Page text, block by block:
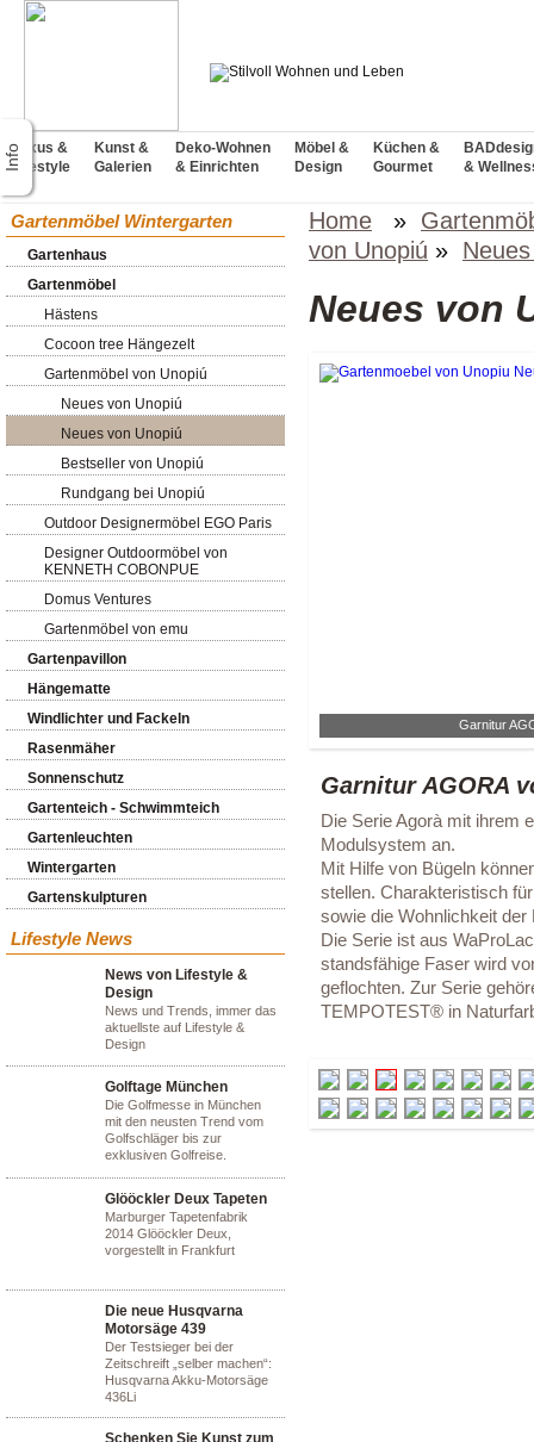
Luxus &
Lifestyle
Kunst &
Galerien
Deko-Wohnen
& Einrichten
Möbel &
Design
Küchen &
Gourmet
&
Gartenmöbel Wintergarten
Gartenhaus
Gartenmöbel
Hästens
Cocoon tree Hängezelt
Gartenmöbel von Unopiú
Neues von Unopiú
Neues von Unopiú
Bestseller von Unopiú
Rundgang bei Unopiú
Outdoor Designermöbel EGO Paris
Designer Outdoormöbel von
KENNETH COBONPUE
Domus Ventures
Gartenmöbel von emu
Gartenpavillon
Hängematte
Windlichter und Fackeln
Rasenmäher
Sonnenschutz
Gartenteich - Schwimmteich
Gartenleuchten
Wintergarten
Gartenskulpturen
Lifestyle News
News von Lifestyle &
Design
News und Trends, immer das
aktuellste auf Lifestyle &
Design
Golftage München
Die Golfmesse in München
mit den neusten Trend vom
Golfschläger bis zur
exklusiven Golfreise.
Glööckler Deux Tapeten
Marburger Tapetenfabrik
2014 Glööckler Deux,
vorgestellt in Frankfurt
Die neue Husqvarna
Motorsäge 439
Der Testsieger bei der
Zeitschreift „selber machen“:
Husqvarna Akku-Motorsäge
436Li
Schenken Sie Kunst zum
Home »
von Unopiú »
Neues von
Garnitur
Garnitur AGORA
Die Serie Agorà mit ihrem
Modulsystem an.
Mit Hilfe von Bügeln
stellen. Charakteristisch
sowie die Wohnlichkeit der
Die Serie ist aus
standsfähige Faser wird
geflochten. Zur Serie
TEMPOTEST® in